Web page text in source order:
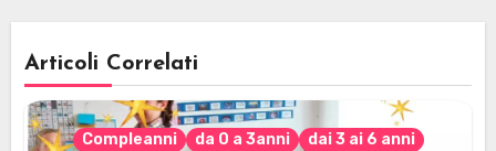
Articoli Correlati
Compleanni da 0 a 3anni
dai 3 ai 6 anni